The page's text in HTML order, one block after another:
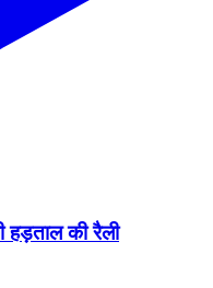
हड़ताल की रैली